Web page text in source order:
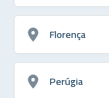
Florença
Perúgia